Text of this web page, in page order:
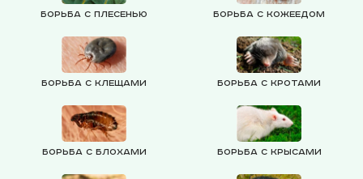
Борьба с плесенью Борьба с кожеедом
Борьба с клещами Борьба с кротами
Борьба с блохами Борьба с крысами